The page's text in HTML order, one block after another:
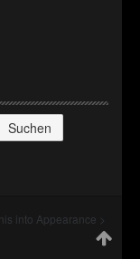
into Appearance >